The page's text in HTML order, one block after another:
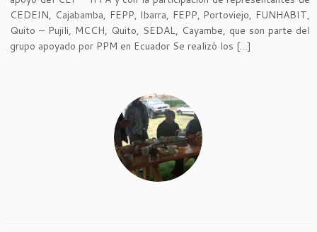
CEDEIN, Cajabamba, FEPP, Ibarra, FEPP, Portoviejo, FUNHABIT,
Quito – Pujili, MCCH, Quito, SEDAL, Cayambe, que son parte del
grupo apoyado por PPM en Ecuador Se realizó los […]